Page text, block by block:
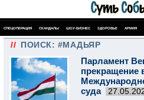
СПЕЦОПЕРАЦИЯ СКАНДАЛЫ ШОУ-БИЗНЕС ЗДОРОВЬЕ АРМИЯ
// ПОИСК: #МАДЬЯР
Парламент
прекращение
суда